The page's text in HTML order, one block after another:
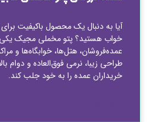
آیا به دنبال یک محصول باکیفیت
خواب هستید؟ پتو مخملی مجیک یکی
عمده‌فروشان، هتل‌ها، خوابگاه‌ها و
طراحی زیبا، نرمی فوق‌العاده و دوام
خریداران عمده را به خود جلب کند.